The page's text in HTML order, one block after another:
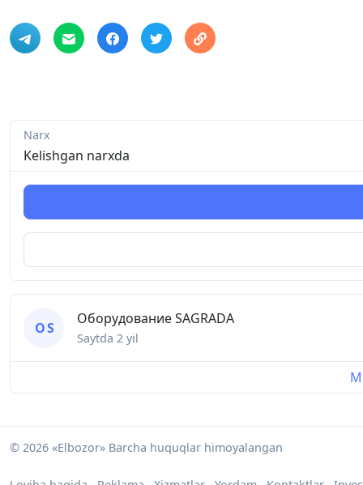
Narx
Kelishgan narxda
О S
Оборудование SAGRADA
Saytda 2 yil
© 2026 «Elbozor» Barcha huquqlar himoyalangan